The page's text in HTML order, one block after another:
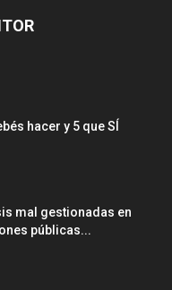
hacer y 5 que SÍ
mal gestionadas en
públicas...